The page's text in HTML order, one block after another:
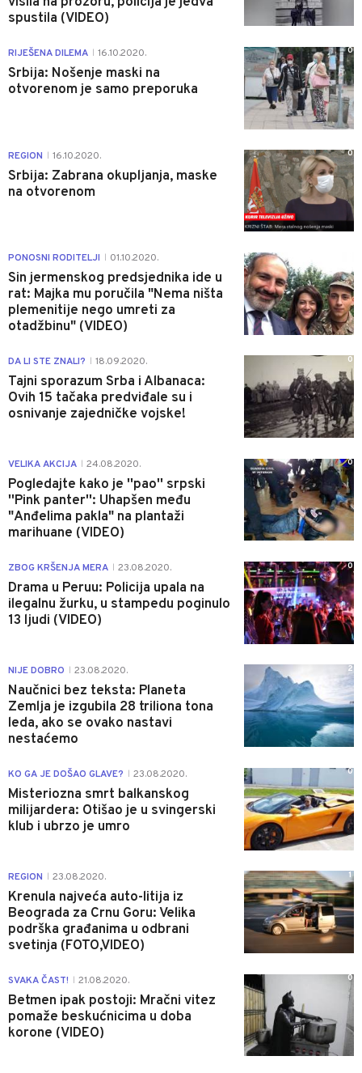
spustila (VIDEO)
RIJEŠENA DILEMA 16.10.2020.
Srbija: Nošenje maski na
otvorenom je samo preporuka
0
REGION 16.10.2020.
Srbija: Zabrana okupljanja, maske
na otvorenom
0
PONOSNI RODITELJI 01.10.2020.
Sin jermenskog predsjednika ide u
rat: Majka mu poručila "Nema ništa
plemenitije nego umreti za
otadžbinu" (VIDEO)
DA LI STE ZNALI? 18.09.2020.
Tajni sporazum Srba i Albanaca:
Ovih 15 tačaka predviđale su i
osnivanje zajedničke vojske!
0
VELIKA AKCIJA 24.08.2020.
Pogledajte kako je ''pao'' srpski
''Pink panter'': Uhapšen među
"Anđelima pakla" na plantaži
marihuane (VIDEO)
0
ZBOG KRŠENJA MERA 23.08.2020.
Drama u Peruu: Policija upala na
ilegalnu žurku, u stampedu poginulo
13 ljudi (VIDEO)
0
NIJE DOBRO 23.08.2020.
Naučnici bez teksta: Planeta
Zemlja je izgubila 28 triliona tona
leda, ako se ovako nastavi
nestaćemo
2
KO GA JE DOŠAO GLAVE? 23.08.2020.
Misteriozna smrt balkanskog
milijardera: Otišao je u svingerski
klub i ubrzo je umro
0
REGION 23.08.2020.
Krenula najveća auto-litija iz
Beograda za Crnu Goru: Velika
podrška građanima u odbrani
svetinja (FOTO,VIDEO)
1
SVAKA ČAST! 21.08.2020.
Betmen ipak postoji: Mračni vitez
pomaže beskućnicima u doba
korone (VIDEO)
0